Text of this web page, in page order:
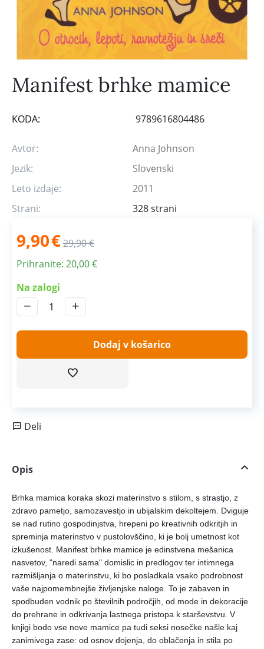
Manifest brhke mamice
KODA: 9789616804486
Avtor:
Anna Johnson
Jezik:
Slovenski
Leto izdaje:
2011
Strani:
328 strani
9,90€29,90€
Prihranite: 20,00€
Na zalogi
+
−
Dodaj v košarico
Deli
Opis
Brhka mamica koraka skozi materinstvo s stilom, s strastjo, z
zdravo pametjo, samozavestjo in ubijalskim dekoltejem. Dviguje
se nad rutino gospodinjstva, hrepeni po kreativnih odkritjih in
spreminja materinstvo v pustolovščino, ki je bolj umetnost kot
izkušenost. Manifest brhke mamice je edinstvena mešanica
nasvetov, "naredi sama" domislic in predlogov ter intimnega
razmišljanja o materinstvu, ki bo posladkala vsako podrobnost
vaše najpomembnejše življenjske naloge. To je zabaven in
spodbuden vodnik po številnih področjih, od mode in dekoracije
do prehrane in odkrivanja lastnega pristopa k starševstvu. V
knjigi bodo vse nove mamice pa tudi seksi nosečke našle kaj
zanimivega zase: od osnov dojenja, do oblačenja in stila po